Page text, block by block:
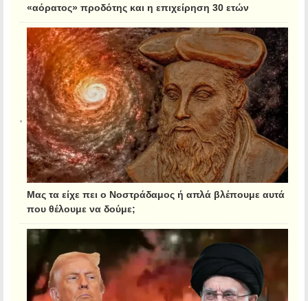
«αόρατος» προδότης και η επιχείρηση 30 ετών
Μας τα είχε πει ο Νοστράδαμος ή απλά βλέπουμε αυτά
που θέλουμε να δούμε;